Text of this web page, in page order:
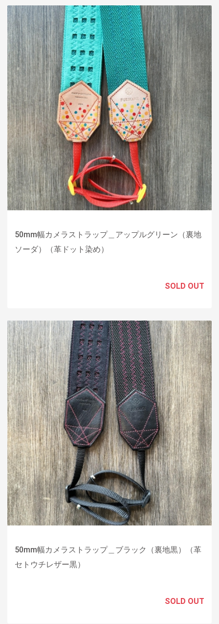
50mm幅カメラストラップ＿アップルグリーン（裏地
ソーダ）（革ドット染め）
SOLD OUT
50mm幅カメラストラップ＿ブラック（裏地黒）（革
セトウチレザー黒）
SOLD OUT